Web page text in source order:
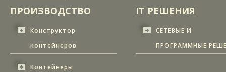
ПРОИЗВОДСТВО
Конструктор
контейнеров
Контейнеры
IT РЕШЕНИЯ
СЕТЕВЫЕ И
ПРОГРАММНЫЕ